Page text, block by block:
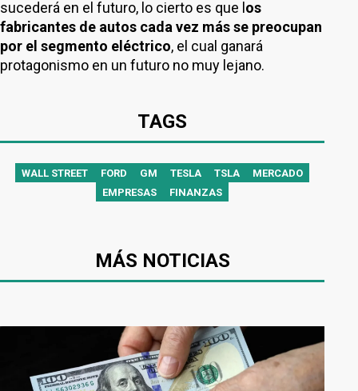
sucederá en el futuro, lo cierto es que l os
fabricantes de autos cada vez más se preocupan
por el segmento eléctrico, el cual ganará
protagonismo en un futuro no muy lejano.
TAGS
WALL STREET FORD GM TESLA TSLA
MERCADO
EMPRESAS
FINANZAS
MÁS NOTICIAS